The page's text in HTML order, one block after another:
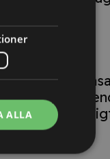
07/2024
mot
på
ALLA